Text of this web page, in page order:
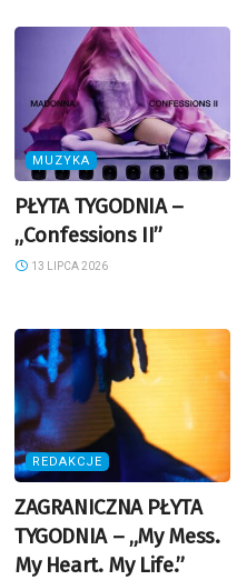
MUZYKA
PŁYTA TYGODNIA –
„Confessions II”
13 LIPCA 2026
REDAKCJE
ZAGRANICZNA PŁYTA
TYGODNIA – „My Mess.
My Heart. My Life.”